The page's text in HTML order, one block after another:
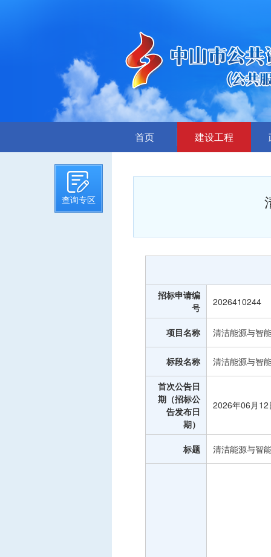
查询专区
首页 建设工程
招标文件提前公示
评标结果公示
项目公告
招投标公开信息
招标申请编
号
2026410244
项目名称 清洁能源与智
标段名称 清洁能源与智
首次公告日
期（招标公
告发布日
期）
2026年06月12
标题 清洁能源与智